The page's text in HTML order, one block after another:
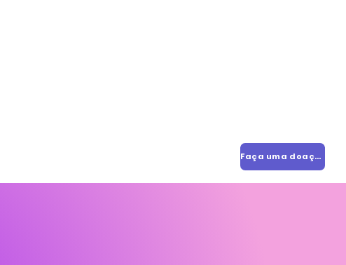
Faça uma doação